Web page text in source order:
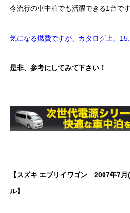
今流行の車中泊でも活躍できる1台です
気になる燃費ですが、カタログ上、
是非、参考にしてみて下さい！
【スズキ エブリイワゴン 2007年7
ル】